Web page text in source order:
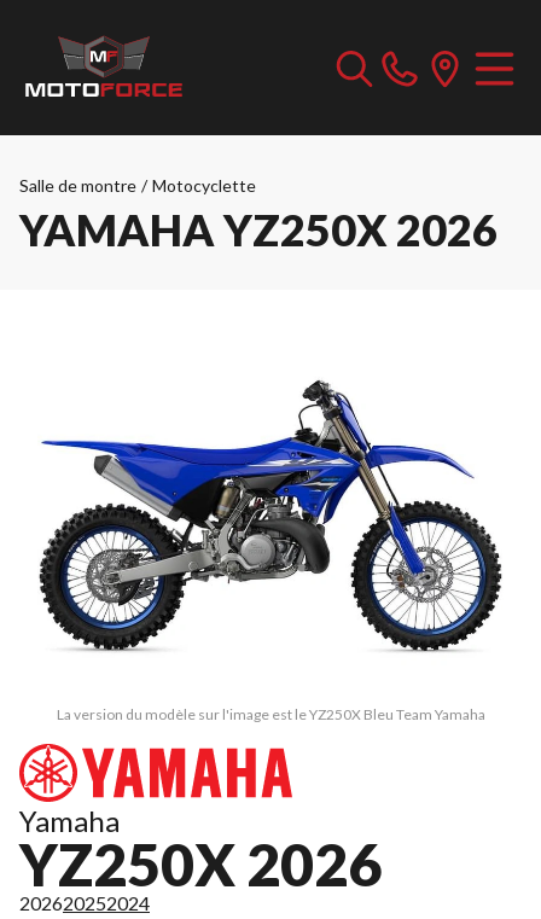
Salle de montre / Motocyclette
YAMAHA YZ250X 2026
La version du modèle sur l'image est le YZ250X Bleu Team Yamaha
Yamaha
YZ250X 2026
202620252024